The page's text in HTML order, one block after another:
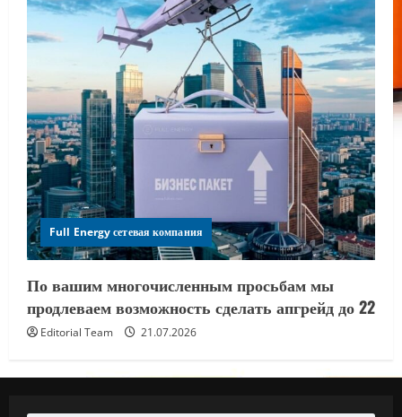
Full Energy сетевая компания
По вашим многочисленным просьбам мы
продлеваем возможность сделать апгрейд до 22
Editorial Team 21.07.2026